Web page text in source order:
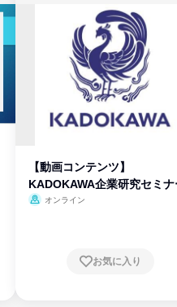
【動画コンテンツ】
KADOKAWA企業研究セミナ
オンライン
お気に入り